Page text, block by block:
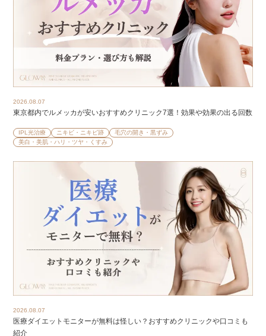
2026.08.07
東京都内でルメッカが安いおすすめクリニック7選！効果や効果の出る回数
IPL光治療 ニキビ・ニキビ跡
毛穴の開き・黒ずみ
美白・美肌・ハリ・ツヤ・くすみ
2026.08.07
医療ダイエットモニターが無料は怪しい？おすすめクリニックや口コミも
紹介